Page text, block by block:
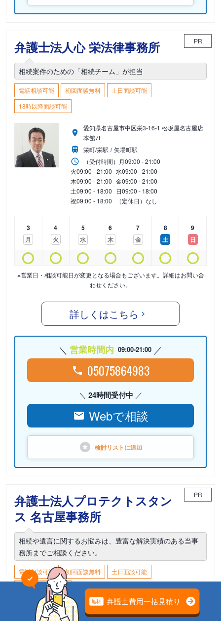
弁護士法人心 栄法律事務所 PR
相続案件のための「相続チーム」が担当
電話相談可能 初回面談無料
土日面談可能
18時以降面談可能
愛知県名古屋市中区栄3-16-1 松坂屋名古屋店
本館7F
栄町/栄駅
矢場町駅
（受付時間） 月09:00 - 21:00
火09:00 - 21:00 水09:00 - 21:00
木09:00 - 21:00 金09:00 - 21:00
土09:00 - 18:00 日09:00 - 18:00
祝09:00 - 18:00 （定休日）なし
3
月
4
火
5
水
6
木
7
金
8
土
9
日
※営業日・相談可能日が変更となる場合もございます。詳細はお問い合
わせください。
詳しくはこちら
営業時間内 09:00-21:00
05075864983
24時間受付中
Webで相談
検討リストに追加
弁護士法人プロテクトスタン
ス 名古屋事務所
PR
相続や遺言に関するお悩みは、豊富な解決実績のある当事
務所までご相談ください。
電話相談可能 初回面談無料
土日面談可能
18時以降面談可能
愛知県名古屋市中村区名駅3-22-8 大東海ビル
8F